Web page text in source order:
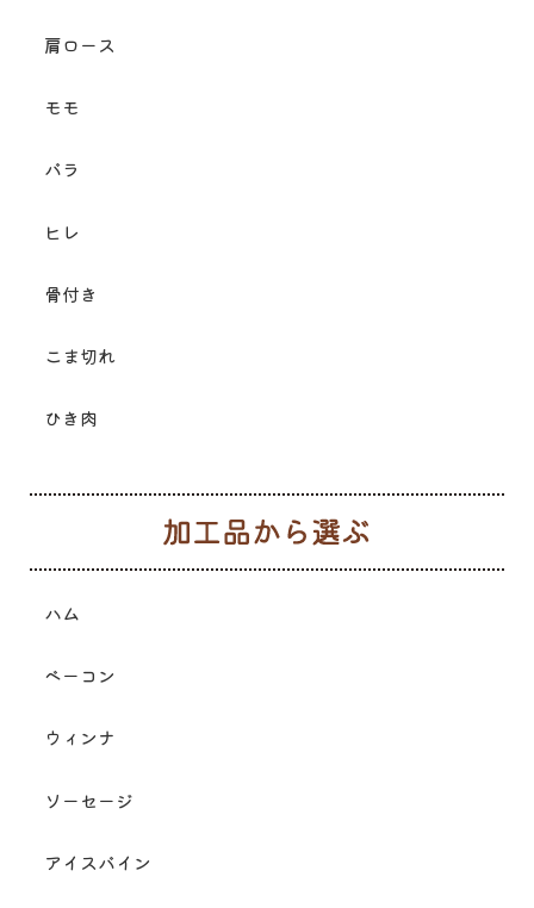
肩ロース
モモ
バラ
ヒレ
骨付き
こま切れ
ひき肉
ハム
ベーコン
ウィンナ
ソーセージ
アイスバイン